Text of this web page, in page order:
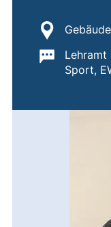
Standort:
Lehramt
Sport,